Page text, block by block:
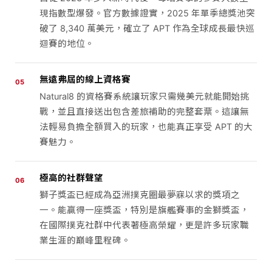
現指數型爆發。官方數據證實，2025 年單季總獎池突
破了 8,340 萬美元，確立了 APT 作為全球成長最快巡
迴賽的地位。
05
無遠弗屆的線上資格賽
Natural8 的資格賽系統讓玩家只需幾美元就能開始挑
戰，並且直接送出包含差旅補助的完整套票。這讓無
法輕易負擔全額買入的玩家，也能真正享受 APT 的大
賽魅力。
06
極高的社群聲望
獅子獎盃已經成為亞洲撲克圈最夢寐以求的獎項之
一。能贏得一座獎盃，特別是旗艦賽事的金獅獎盃，
在國際撲克社群中代表著極高榮耀，更是許多玩家職
業生涯的巔峰里程碑。